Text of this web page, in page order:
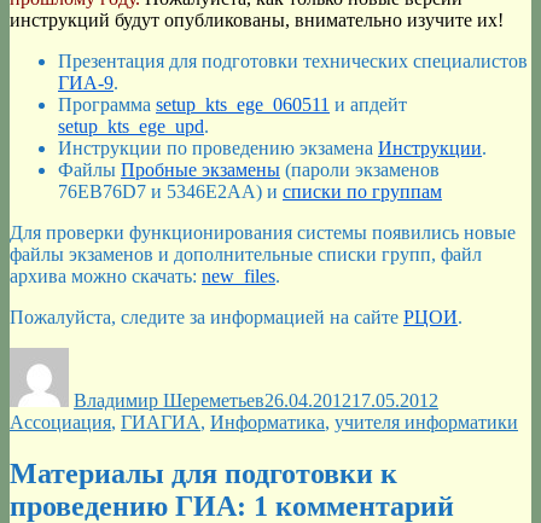
инструкций будут опубликованы, внимательно изучите их!
Презентация для подготовки технических специалистов
ГИА-9.
Программа setup_kts_ege_060511 и апдейт
setup_kts_ege_upd.
Инструкции по проведению экзамена Инструкции.
Файлы Пробные экзамены (пароли экзаменов
76EB76D7 и 5346E2AA) и списки по группам
Для проверки функционирования системы появились новые
файлы экзаменов и дополнительные списки групп, файл
архива можно скачать: new_files.
Пожалуйста, следите за информацией на сайте РЦОИ.
Владимир Шереметьев26.04.201217.05.2012
Ассоциация, ГИАМетки
ГИА, Информатика, учителя информатики
Материалы для подготовки к
проведению ГИА: 1 комментарий